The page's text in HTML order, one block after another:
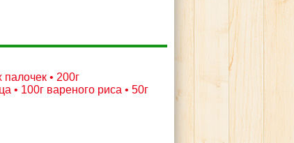
• 200г
• 100г вареного риса • 50г